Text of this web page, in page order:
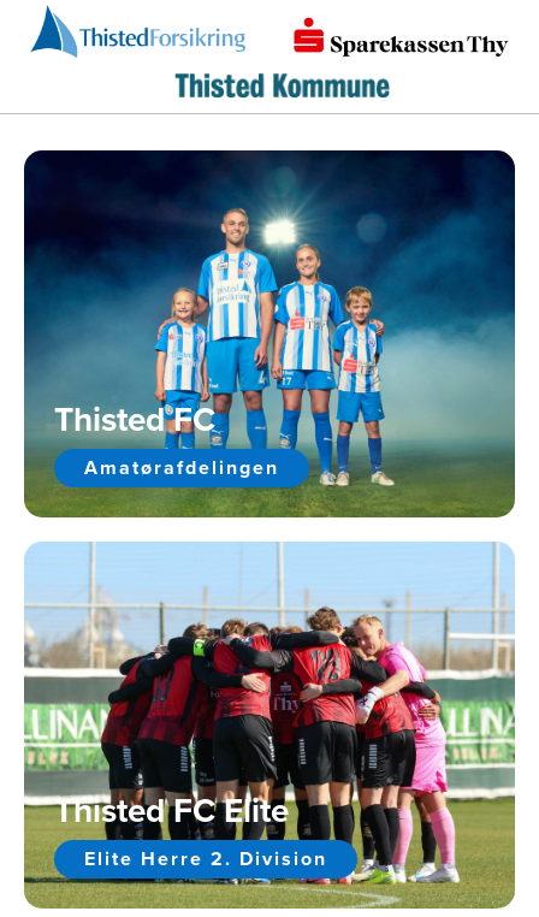
Thisted FC
Amatørafdelingen
Thisted FC Elite
Elite Herre 2. Division